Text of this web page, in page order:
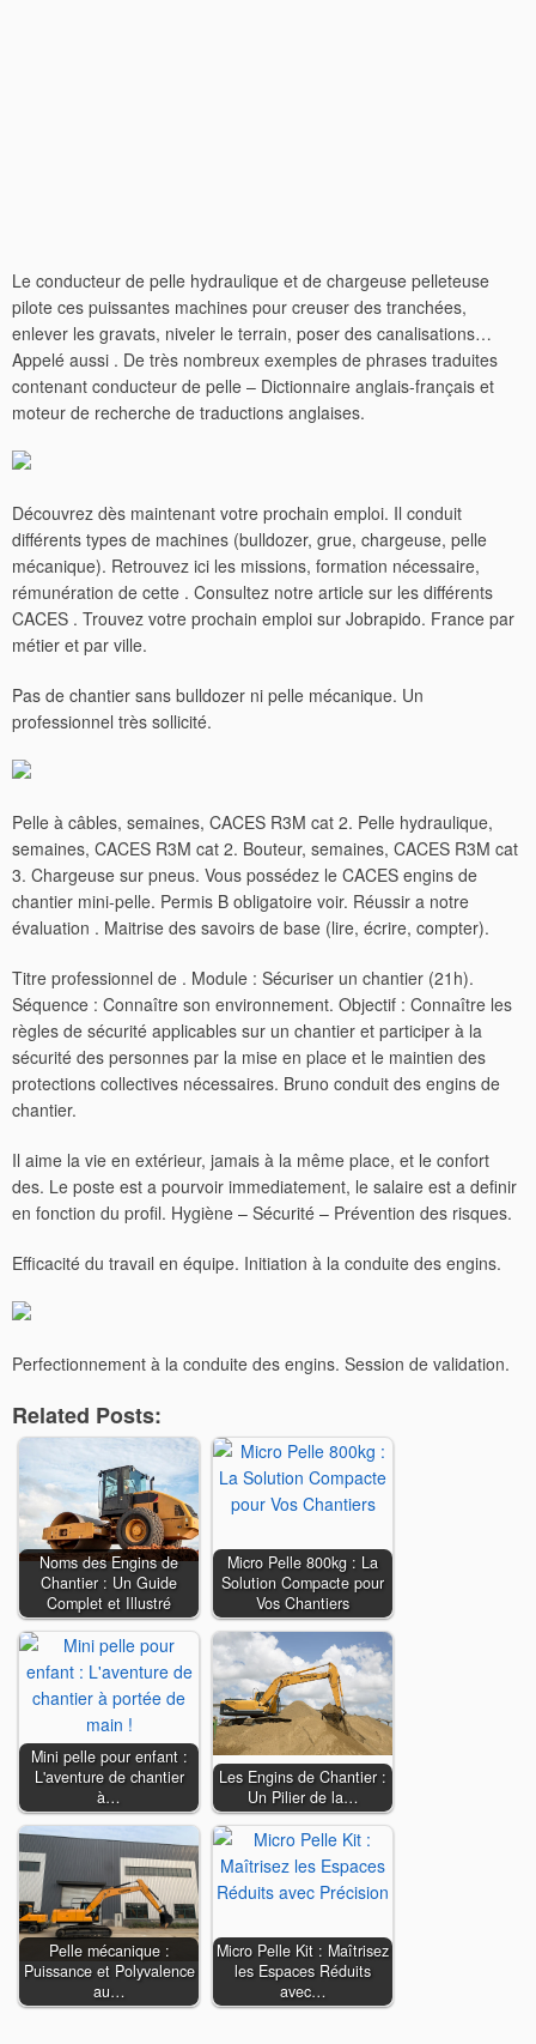
Le conducteur de pelle hydraulique et de chargeuse pelleteuse
pilote ces puissantes machines pour creuser des tranchées,
enlever les gravats, niveler le terrain, poser des canalisations…
Appelé aussi . De très nombreux exemples de phrases traduites
contenant conducteur de pelle – Dictionnaire anglais-français et
moteur de recherche de traductions anglaises.
Découvrez dès maintenant votre prochain emploi. Il conduit
différents types de machines (bulldozer, grue, chargeuse, pelle
mécanique). Retrouvez ici les missions, formation nécessaire,
rémunération de cette . Consultez notre article sur les différents
CACES . Trouvez votre prochain emploi sur Jobrapido. France par
métier et par ville.
Pas de chantier sans bulldozer ni pelle mécanique. Un
professionnel très sollicité.
Pelle à câbles, semaines, CACES R3M cat 2. Pelle hydraulique,
semaines, CACES R3M cat 2. Bouteur, semaines, CACES R3M cat
3. Chargeuse sur pneus. Vous possédez le CACES engins de
chantier mini-pelle. Permis B obligatoire voir. Réussir a notre
évaluation . Maitrise des savoirs de base (lire, écrire, compter).
Titre professionnel de . Module : Sécuriser un chantier (21h).
Séquence : Connaître son environnement. Objectif : Connaître les
règles de sécurité applicables sur un chantier et participer à la
sécurité des personnes par la mise en place et le maintien des
protections collectives nécessaires. Bruno conduit des engins de
chantier.
Il aime la vie en extérieur, jamais à la même place, et le confort
des. Le poste est a pourvoir immediatement, le salaire est a definir
en fonction du profil. Hygiène – Sécurité – Prévention des risques.
Efficacité du travail en équipe. Initiation à la conduite des engins.
Perfectionnement à la conduite des engins. Session de validation.
Related Posts:
Noms des Engins de
Chantier : Un Guide
Complet et Illustré
Micro Pelle 800kg : La
Solution Compacte pour
Vos Chantiers
Mini pelle pour enfant :
L'aventure de chantier
à…
Les Engins de Chantier :
Un Pilier de la…
Pelle mécanique :
Puissance et Polyvalence
au…
Micro Pelle Kit : Maîtrisez
les Espaces Réduits
avec…